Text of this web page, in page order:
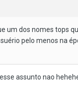
um dos nomes tops
pelo menos na
assunto nao